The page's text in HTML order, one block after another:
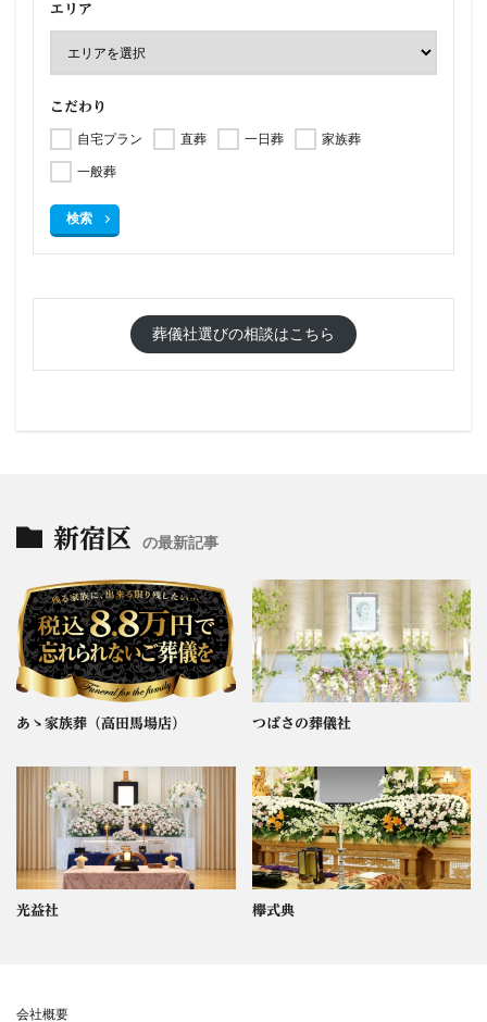
エリア
こだわり
自宅プラン 直葬 一日葬
家族葬
一般葬
検索
葬儀社選びの相談はこちら
新宿区 の最新記事
あゝ家族葬（高田馬場店） つばさの葬儀社
光益社 欅式典
会社概要